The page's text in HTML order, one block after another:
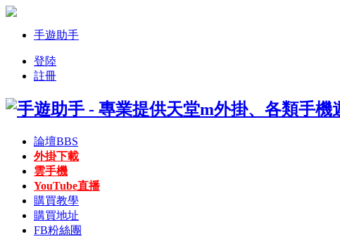
手遊助手
登陸
註冊
論壇BBS
外掛下載
雲手機
YouTube直播
購買教學
購買地址
FB粉絲團